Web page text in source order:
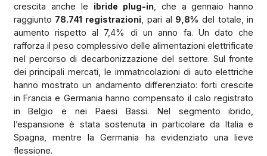
crescita anche le ibride plug-in, che a gennaio hanno
raggiunto 78.741 registrazioni , pari al 9,8% del totale, in
aumento rispetto al 7,4% di un anno fa. Un dato che
rafforza il peso complessivo delle alimentazioni elettrificate
nel percorso di decarbonizzazione del settore. Sul fronte
dei principali mercati, le immatricolazioni di auto elettriche
hanno mostrato un andamento differenziato: forti crescite
in Francia e Germania hanno compensato il calo registrato
in Belgio e nei Paesi Bassi. Nel segmento ibrido,
l’espansione è stata sostenuta in particolare da Italia e
Spagna, mentre la Germania ha evidenziato una lieve
flessione.